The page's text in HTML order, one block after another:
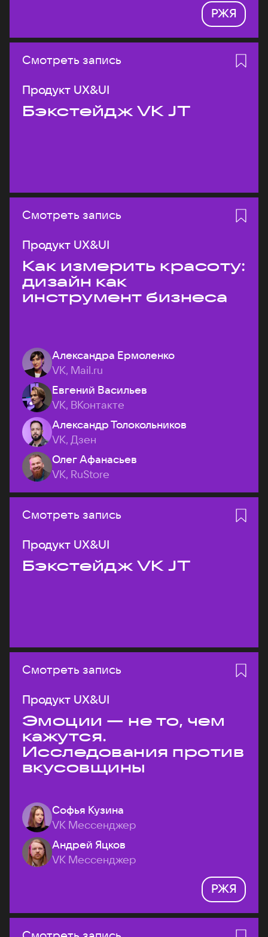
РЖЯ
Смотреть запись
Продукт UX&UI
Бэкстейдж VK JT
Смотреть запись
Продукт UX&UI
Как измерить красоту:
дизайн как
инструмент бизнеса
Александра Ермоленко
VK, Mail.ru
Евгений Васильев
VK, ВКонтакте
Александр Толокольников
VK, Дзен
Олег Афанасьев
VK, RuStore
Смотреть запись
Продукт UX&UI
Бэкстейдж VK JT
Смотреть запись
Продукт UX&UI
Эмоции — не то, чем
кажутся.
Исследования против
вкусовщины
Софья Кузина
VK Мессенджер
Андрей Яцков
VK Мессенджер
РЖЯ